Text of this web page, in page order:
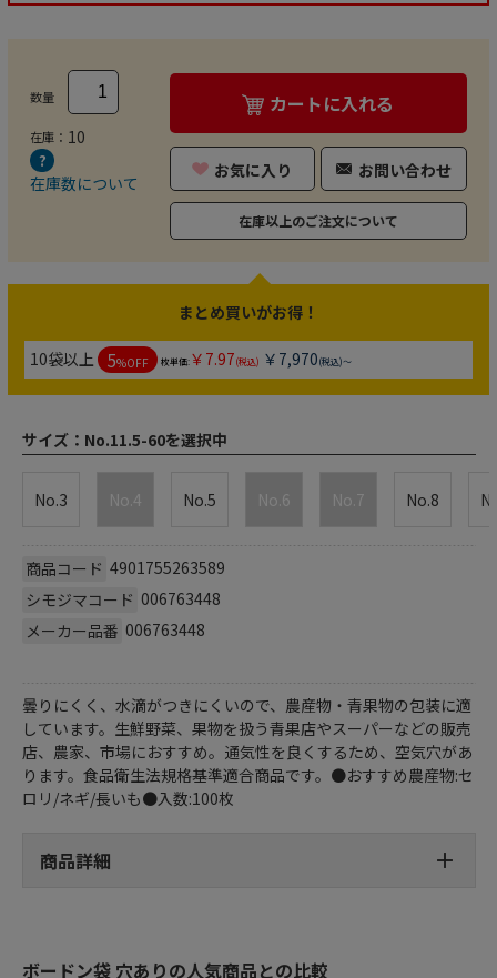
数量
在庫： 10
在庫数について
カートに入れる
お気に入り お問い合わせ
在庫以上のご注文について
まとめ買いがお得！
10袋以上 5%OFF 枚単価:￥7.97(税込) ￥7,970(税込)～
サイズ： No.11.5-60を選択中
No.3 No.4 No.5 No.6 No.7 No.8
商品コード 4901755263589
シモジマコード 006763448
メーカー品番 006763448
曇りにくく、水滴がつきにくいので、農産物・青果物の包装に適
しています。生鮮野菜、果物を扱う青果店やスーパーなどの販売
店、農家、市場におすすめ。通気性を良くするため、空気穴があ
ります。食品衛生法規格基準適合商品です。●おすすめ農産物:セ
ロリ/ネギ/長いも●入数:100枚
商品詳細
ボードン袋 穴ありの人気商品との比較